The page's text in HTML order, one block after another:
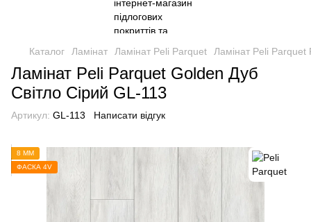
Каталог Ламінат Ламінат Peli Parquet Ламінат Peli Parquet
Ламінат Peli Parquet Golden Дуб
Світло Сірий GL-113
Артикул: GL-113 Написати відгук
8 ММ
ФАСКА 4V